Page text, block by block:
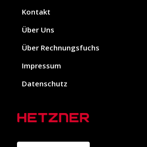
Kontakt
Über Uns
Über Rechnungsfuchs
Impressum
Datenschutz